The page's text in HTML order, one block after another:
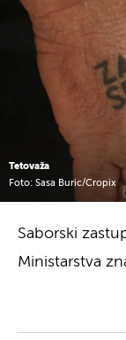
Tetovaža
Foto: Sasa Buric/Cropix
Saborski
Ministarstva